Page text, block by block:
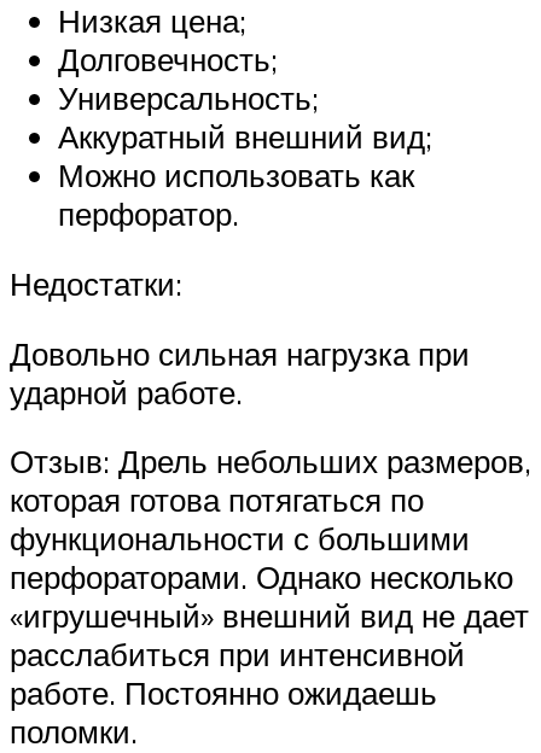
Низкая цена;
Долговечность;
Универсальность;
Аккуратный внешний вид;
Можно использовать как
перфоратор.
Недостатки:
Довольно сильная нагрузка при
ударной работе.
Отзыв: Дрель небольших размеров,
которая готова потягаться по
функциональности с большими
перфораторами. Однако несколько
«игрушечный» внешний вид не дает
расслабиться при интенсивной
работе. Постоянно ожидаешь
поломки.